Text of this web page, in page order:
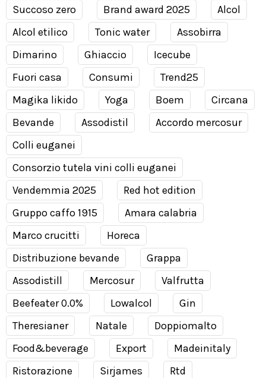
Succoso zero
Brand award 2025
Alcol
Alcol etilico
Tonic water
Assobirra
Dimarino
Ghiaccio
Icecube
Fuori casa
Consumi
Trend25
Magika likido
Yoga Boem
Circana
Bevande
Assodistil
Accordo mercosur
Colli euganei
Consorzio tutela vini colli euganei
Vendemmia 2025
Red hot edition
Gruppo caffo 1915
Amara calabria
Marco crucitti
Horeca
Distribuzione bevande
Grappa
Assodistill
Mercosur
Valfrutta
Beefeater 0.0%
Lowalcol
Gin
Theresianer
Natale
Doppiomalto
Food&beverage
Export
Madeinitaly
Ristorazione
Sirjames
Rtd